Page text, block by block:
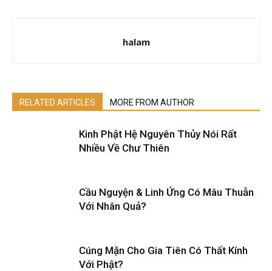
halam
RELATED ARTICLES MORE FROM AUTHOR
Kinh Phật Hệ Nguyên Thủy Nói Rất
Nhiều Về Chư Thiên
Cầu Nguyện & Linh Ứng Có Mâu Thuẫn
Với Nhân Quả?
Cúng Mặn Cho Gia Tiên Có Thất Kính
Với Phật?